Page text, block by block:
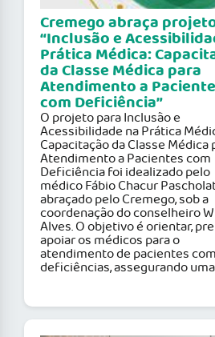
Cremego abraça
“Inclusão e
Prática Médica:
da Classe Médica para
Atendimento a
com Deficiência”
O projeto para Inclusão e
Acessibilidade na Prática
Capacitação da Classe Médica
Atendimento a Pacientes com
Deficiência foi idealizado pelo
médico Fábio Chacur
abraçado pelo Cremego, sob a
coordenação do conselheiro
Alves. O objetivo é orientar,
apoiar os médicos para o
atendimento de pacientes com
deficiências, assegurando